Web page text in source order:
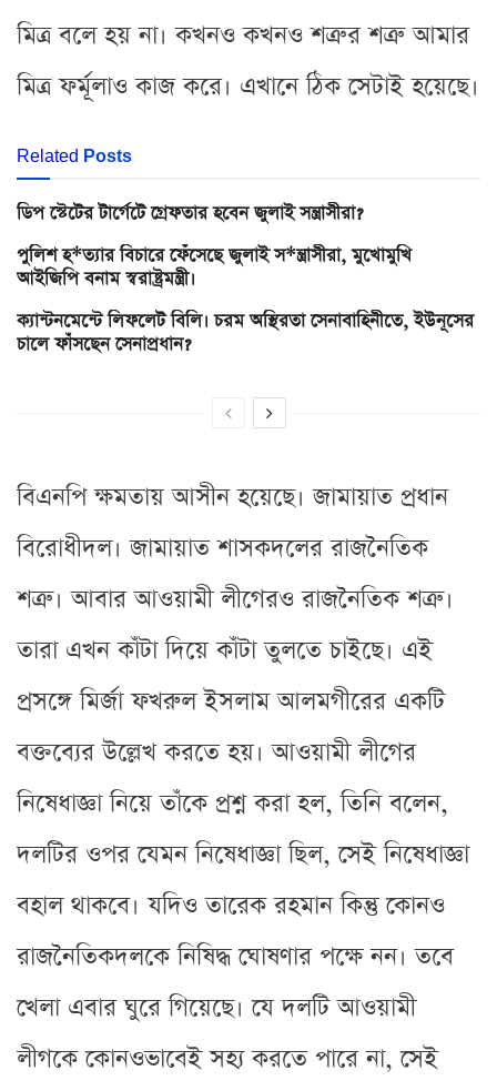
মিত্র বলে হয় না। কখনও কখনও শত্রুর শত্রু আমার
মিত্র ফর্মূলাও কাজ করে। এখানে ঠিক সেটাই হয়েছে।
Related Posts
ডিপ স্টেটের টার্গেটে গ্রেফতার হবেন জুলাই সন্ত্রাসীরা?
পুলিশ হ*ত্যার বিচারে ফেঁসেছে জুলাই স*ন্ত্রাসীরা, মুখোমুখি
আইজিপি বনাম স্বরাষ্ট্রমন্ত্রী।
ক্যান্টনমেন্টে লিফলেট বিলি। চরম অস্থিরতা সেনাবাহিনীতে, ইউনূসের
চালে ফাঁসছেন সেনাপ্রধান?
বিএনপি ক্ষমতায় আসীন হয়েছে। জামায়াত প্রধান
বিরোধীদল। জামায়াত শাসকদলের রাজনৈতিক
শত্রু। আবার আওয়ামী লীগেরও রাজনৈতিক শত্রু।
তারা এখন কাঁটা দিয়ে কাঁটা তুলতে চাইছে। এই
প্রসঙ্গে মির্জা ফখরুল ইসলাম আলমগীরের একটি
বক্তব্যের উল্লেখ করতে হয়। আওয়ামী লীগের
নিষেধাজ্ঞা নিয়ে তাঁকে প্রশ্ন করা হল, তিনি বলেন,
দলটির ওপর যেমন নিষেধাজ্ঞা ছিল, সেই নিষেধাজ্ঞা
বহাল থাকবে। যদিও তারেক রহমান কিন্তু কোনও
রাজনৈতিকদলকে নিষিদ্ধ ঘোষণার পক্ষে নন। তবে
খেলা এবার ঘুরে গিয়েছে। যে দলটি আওয়ামী
লীগকে কোনওভাবেই সহ্য করতে পারে না, সেই